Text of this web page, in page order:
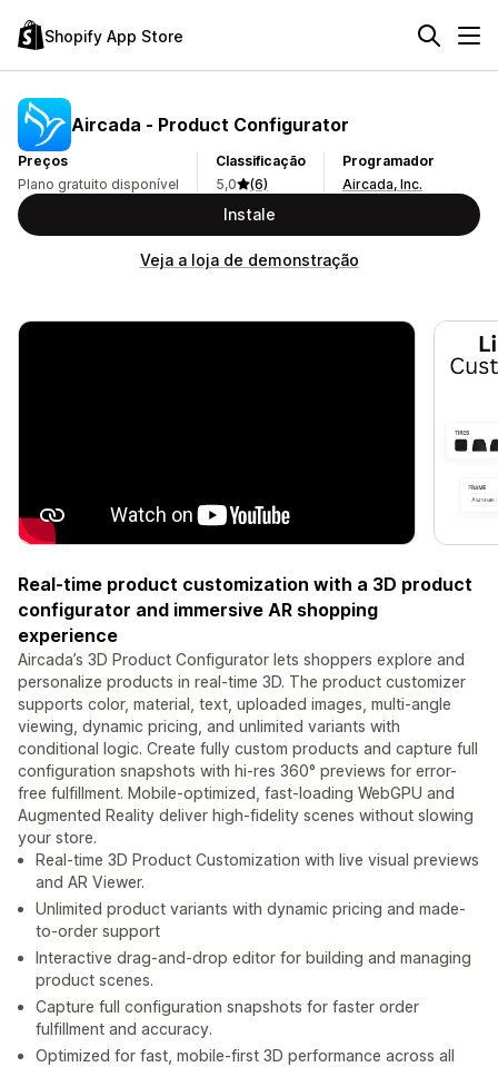
Shopify App Store
Aircada ‑ Product Configurator
Preços
Plano gratuito disponível
Classificação
5,0
(6)
Programador
Aircada, Inc.
Instale
Veja a loja de demonstração
Real-time product customization with a 3D product
configurator and immersive AR shopping
experience
Aircada’s 3D Product Configurator lets shoppers explore and
personalize products in real-time 3D. The product customizer
supports color, material, text, uploaded images, multi-angle
viewing, dynamic pricing, and unlimited variants with
conditional logic. Create fully custom products and capture full
configuration snapshots with hi-res 360° previews for error-
free fulfillment. Mobile-optimized, fast-loading WebGPU and
Augmented Reality deliver high-fidelity scenes without slowing
your store.
Real-time 3D Product Customization with live visual previews
and AR Viewer.
Unlimited product variants with dynamic pricing and made-
to-order support
Interactive drag-and-drop editor for building and managing
product scenes.
Capture full configuration snapshots for faster order
fulfillment and accuracy.
Optimized for fast, mobile-first 3D performance across all